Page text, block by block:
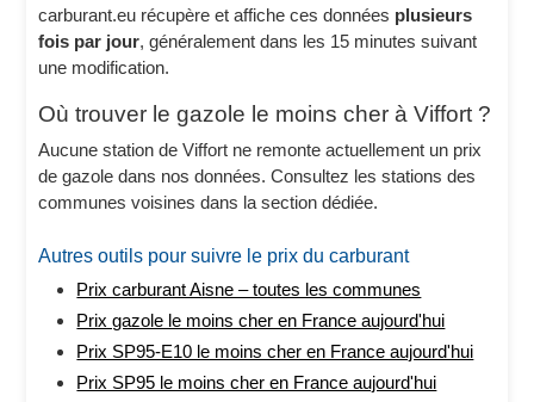
carburant.eu récupère et affiche ces données plusieurs
fois par jour, généralement dans les 15 minutes suivant
une modification.
Où trouver le gazole le moins cher à Viffort ?
Aucune station de Viffort ne remonte actuellement un prix
de gazole dans nos données. Consultez les stations des
communes voisines dans la section dédiée.
Autres outils pour suivre le prix du carburant
Prix carburant Aisne – toutes les communes
Prix gazole le moins cher en France aujourd'hui
Prix SP95-E10 le moins cher en France aujourd'hui
Prix SP95 le moins cher en France aujourd'hui